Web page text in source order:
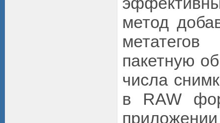
метод
пакетную
числа
в RAW